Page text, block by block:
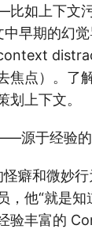
比如上下文
早期的幻
焦点）。了
划上下文。
源于经验的
癖和微妙
，他“就是知
验丰富的